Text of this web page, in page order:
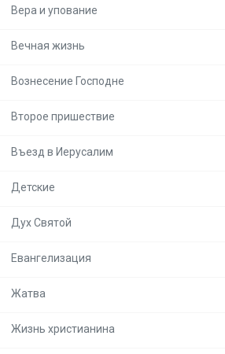
Вера и упование
Вечная жизнь
Вознесение Господне
Второе пришествие
Въезд в Иерусалим
Детские
Дух Святой
Евангелизация
Жатва
Жизнь христианина